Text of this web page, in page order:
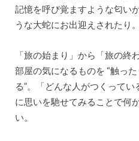
記憶を呼び覚ますような匂い
うな大蛇にお出迎えされたり。
「旅の始まり」から「旅の終
部屋の気になるものを “触っ
る”。「どんな人がつくって
に思いを馳せてみることで何
い。